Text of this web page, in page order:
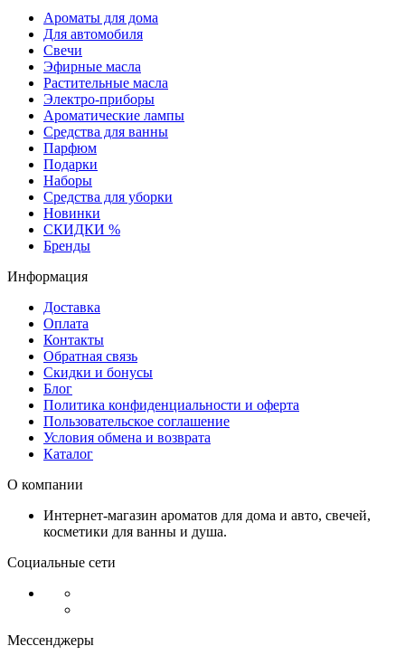
Ароматы для дома
Для автомобиля
Свечи
Эфирные масла
Растительные масла
Электро-приборы
Ароматические лампы
Средства для ванны
Парфюм
Подарки
Наборы
Средства для уборки
Новинки
СКИДКИ %
Бренды
Информация
Доставка
Оплата
Контакты
Обратная связь
Скидки и бонусы
Блог
Политика конфиденциальности и оферта
Пользовательское соглашение
Условия обмена и возврата
Каталог
О компании
Интернет-магазин ароматов для дома и авто, свечей,
косметики для ванны и душа.
Социальные сети
Мессенджеры